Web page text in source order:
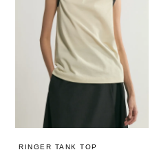
RINGER TANK TOP